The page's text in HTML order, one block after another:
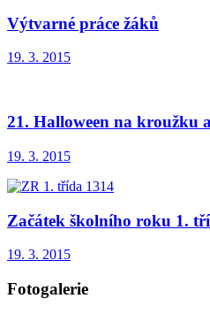
Výtvarné práce žáků
19. 3. 2015
21. Halloween na kroužku
19. 3. 2015
Začátek školního roku 1.
19. 3. 2015
Fotogalerie